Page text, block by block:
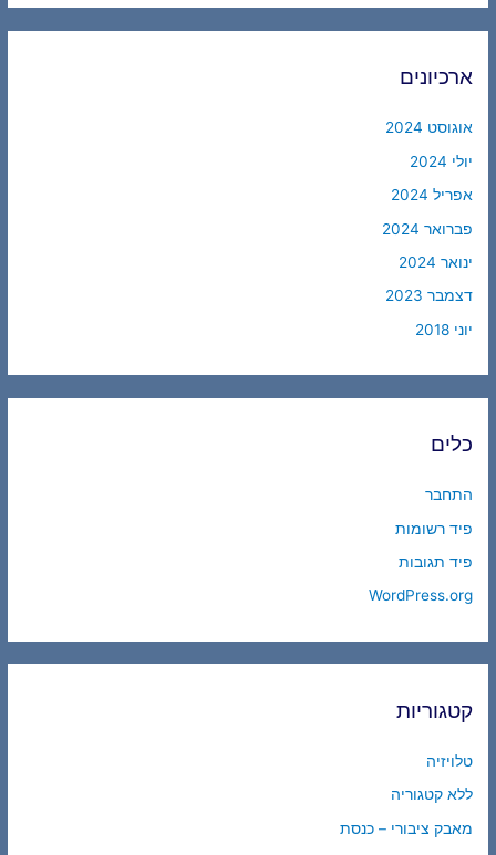
ארכיונים
אוגוסט 2024
יולי 2024
אפריל 2024
פברואר 2024
ינואר 2024
דצמבר 2023
יוני 2018
כלים
התחבר
פיד רשומות
פיד תגובות
WordPress.org
קטגוריות
טלויזיה
ללא קטגוריה
מאבק ציבורי – כנסת